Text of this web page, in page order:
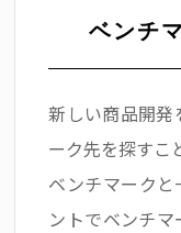
ベンチ
新しい商品開
ーク先を探すこ
ベンチマーク
ントでベンチ